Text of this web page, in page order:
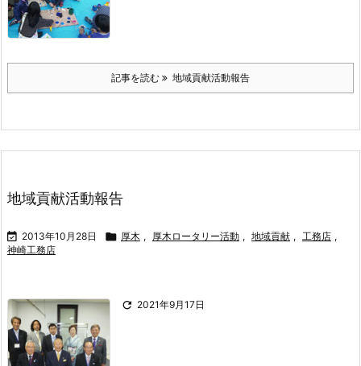
記事を読む 地域貢献活動報告
地域貢献活動報告
 2013年10月28日  厚木 , 厚木ロータリー活動 , 地域貢献 , 工務店 ,
神崎工務店
 2021年9月17日